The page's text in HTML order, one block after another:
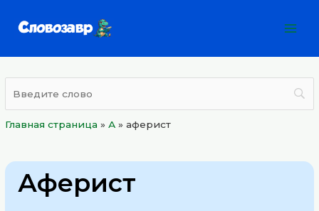
Главная страница »А »аферист
Аферист